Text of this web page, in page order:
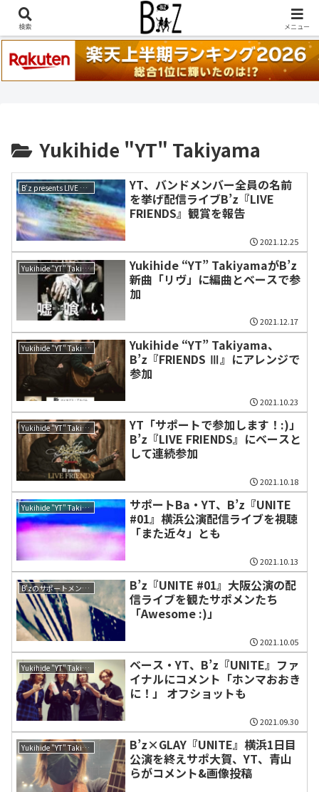
稲葉浩志『en-Zepp』『enⅣ』セトリ一覧はこちら
Yukihide "YT" Takiyama
B'z presents LIVE FRIENDS
YT、バンドメンバー全員の名前
を挙げ配信ライブB’z『LIVE
FRIENDS』観賞を報告
2021.12.25
Yukihide "YT" Takiyama
Yukihide “YT” TakiyamaがB’z
新曲「リヴ」に編曲とベースで参
加
2021.12.17
Yukihide "YT" Takiyama
Yukihide “YT” Takiyama、
B’z『FRIENDS Ⅲ』にアレンジで
参加
2021.10.23
Yukihide "YT" Takiyama
YT「サポートで参加します！:)」
B’z『LIVE FRIENDS』にベースと
して連続参加
2021.10.18
Yukihide "YT" Takiyama
サポートBa・YT、B’z『UNITE
#01』横浜公演配信ライブを視聴
「また近々」とも
2021.10.13
B'zのサポートメンバー
B’z『UNITE #01』大阪公演の配
信ライブを観たサポメンたち
「Awesome :)」
2021.10.05
Yukihide "YT" Takiyama
ベース・YT、B’z『UNITE』ファ
イナルにコメント「ホンマおおき
に！」 オフショットも
2021.09.30
Yukihide "YT" Takiyama
B’z×GLAY『UNITE』横浜1日目
公演を終えサポ大賀、YT、青山
らがコメント&画像投稿
検索 メニュー